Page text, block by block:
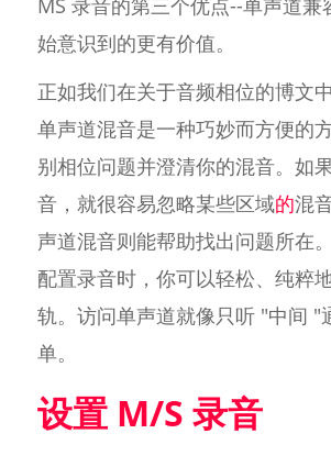
MS 录音的第三个优点--单声道兼
始意识到的更有价值。
正如我们在关于音频相位的博文
单声道混音是一种巧妙而方便的
别相位问题并澄清你的混音。如
音，就很容易忽略某些区域的混
声道混音则能帮助找出问题所在
配置录音时，你可以轻松、纯粹
轨。访问单声道就像只听 "中间 "
单。
设置 M/S 录音